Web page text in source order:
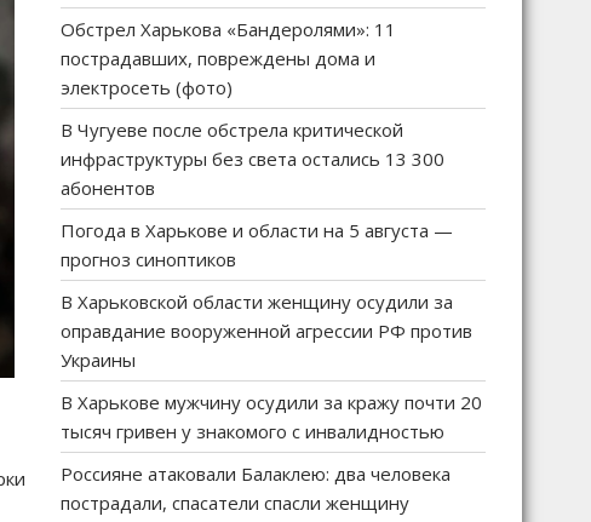
Обстрел Харькова «Бандеролями»: 11
пострадавших, повреждены дома и
электросеть (фото)
В Чугуеве после обстрела критической
инфраструктуры без света остались 13 300
абонентов
Погода в Харькове и области на 5 августа —
прогноз синоптиков
В Харьковской области женщину осудили за
оправдание вооруженной агрессии РФ против
Украины
В Харькове мужчину осудили за кражу почти 20
тысяч гривен у знакомого с инвалидностью
Россияне атаковали Балаклею: два человека
пострадали, спасатели спасли женщину